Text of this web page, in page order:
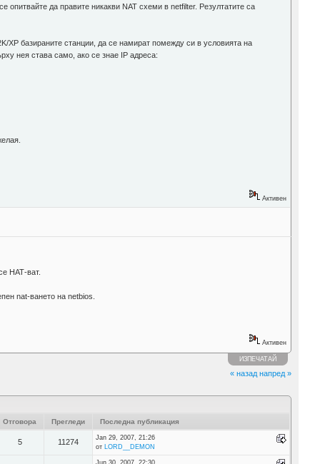
опитвайте да правите никакви NAT схеми в netfilter. Резултатите са
XP базираните станции, да се намират помежду си в условията на
нея става само, ако се знае IP адреса:
Активен
НАТ-ват.
nat-ването на netbios.
Активен
ИЗПЕЧАТАЙ
« назад напред »
Отговора Прегледи Последна публикация
5 11274
Jan 29, 2007, 21:26
от LORD__DEMON
Jun 30, 2007, 22:30